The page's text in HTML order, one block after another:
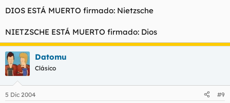
DIOS ESTÁ MUERTO firmado: Nietzsche
NIETZSCHE ESTÁ MUERTO firmado: Dios
Datomu
Clásico
5 Dic 2004 #9